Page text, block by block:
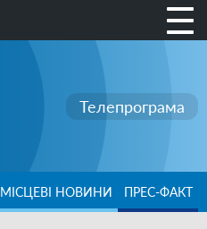
Телепрограма
МІСЦЕВІ НОВИНИ ПРЕС-ФАКТ